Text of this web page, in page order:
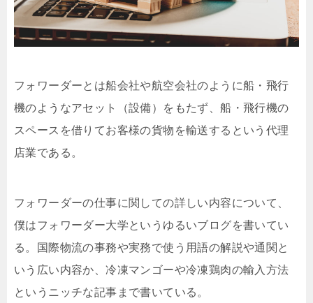
フォワーダーとは船会社や航空会社のように船・飛行
機のようなアセット（設備）をもたず、船・飛行機の
スペースを借りてお客様の貨物を輸送するという代理
店業である。
フォワーダーの仕事に関しての詳しい内容について、
僕はフォワーダー大学というゆるいブログを書いてい
る。国際物流の事務や実務で使う用語の解説や通関と
いう広い内容か、冷凍マンゴーや冷凍鶏肉の輸入方法
というニッチな記事まで書いている。